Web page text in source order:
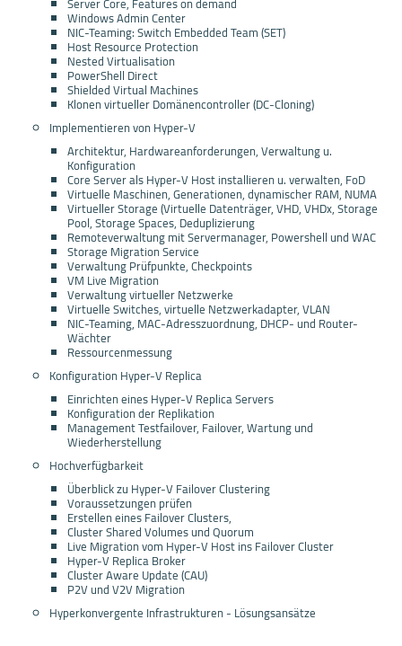
Windows Admin Center
NIC-Teaming: Switch Embedded Team (SET)
Host Resource Protection
Nested Virtualisation
PowerShell Direct
Shielded Virtual Machines
Klonen virtueller Domänencontroller (DC-Cloning)
Implementieren von Hyper-V
Architektur, Hardwareanforderungen, Verwaltung u.
Konfiguration
Core Server als Hyper-V Host installieren u. verwalten, FoD
Virtuelle Maschinen, Generationen, dynamischer RAM, NUMA
Virtueller Storage (Virtuelle Datenträger, VHD, VHDx, Storage
Pool, Storage Spaces, Deduplizierung
Remoteverwaltung mit Servermanager, Powershell und WAC
Storage Migration Service
Verwaltung Prüfpunkte, Checkpoints
VM Live Migration
Verwaltung virtueller Netzwerke
Virtuelle Switches, virtuelle Netzwerkadapter, VLAN
NIC-Teaming, MAC-Adresszuordnung, DHCP- und Router-
Wächter
Ressourcenmessung
Konfiguration Hyper-V Replica
Einrichten eines Hyper-V Replica Servers
Konfiguration der Replikation
Management Testfailover, Failover, Wartung und
Wiederherstellung
Hochverfügbarkeit
Überblick zu Hyper-V Failover Clustering
Voraussetzungen prüfen
Erstellen eines Failover Clusters,
Cluster Shared Volumes und Quorum
Live Migration vom Hyper-V Host ins Failover Cluster
Hyper-V Replica Broker
Cluster Aware Update (CAU)
P2V und V2V Migration
Hyperkonvergente Infrastrukturen - Lösungsansätze